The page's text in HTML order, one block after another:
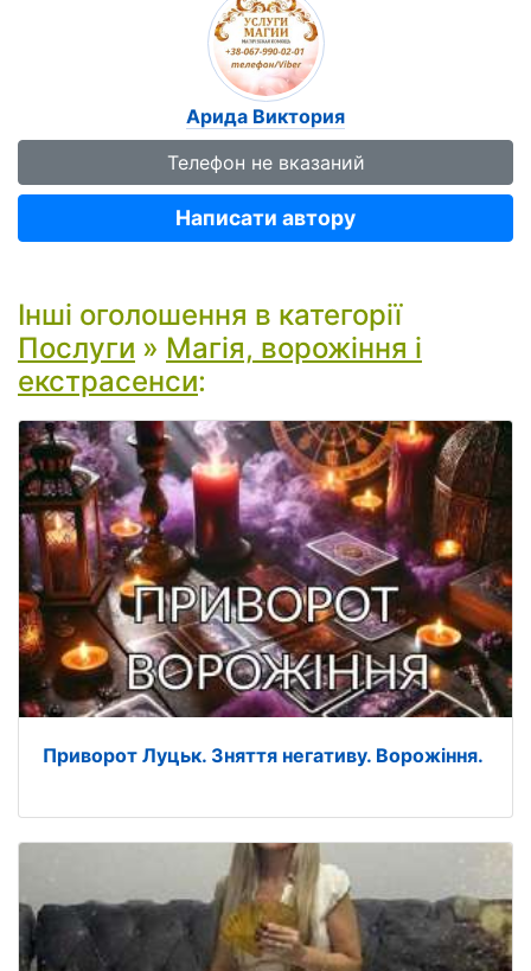
Арида Виктория
Телефон не вказаний
Написати автору
Інші оголошення в категорії
Послуги » Магія, ворожіння і
екстрасенси:
Приворот Луцьк. Зняття негативу. Ворожіння.